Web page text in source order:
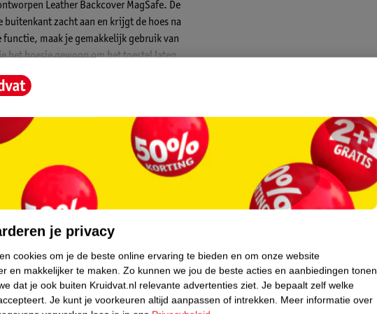
Leather Backcover MagSafe. De
buitenkant zacht aan en krijgt de hoes na
maak je gemakkelijk gebruik van
het hoesje gewoon om het toestel laten
mooi aangesloten om jouw iPhone.
je iPhone gekoppeld worden. Dit product
altijd precies goed op jouw iPhone
MagSafe draadloze oplader en klikt een
gebruik maken van een MagSafe
alle hoesjes van Apple is ook dit model
De hoes ziet er daarom niet alleen
je privacy
cookies om je de beste online ervaring te bieden en om onze website
en makkelijker te maken. Zo kunnen we jou de beste acties en aanbiedingen tonen
dat je ook buiten Kruidvat.nl relevante advertenties ziet. Je bepaalt zelf welke
Je kunt je voorkeuren altijd aanpassen of intrekken. Meer informatie over